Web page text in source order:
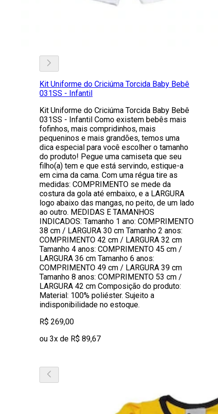
Kit Uniforme do Criciúma Torcida Baby Bebê
031SS - Infantil
Kit Uniforme do Criciúma Torcida Baby Bebê
031SS - Infantil Como existem bebês mais
fofinhos, mais compridinhos, mais
pequeninos e mais grandões, temos uma
dica especial para você escolher o tamanho
do produto! Pegue uma camiseta que seu
filho(a) tem e que está servindo, estique-a
em cima da cama. Com uma régua tire as
medidas: COMPRIMENTO se mede da
costura da gola até embaixo, e a LARGURA
logo abaixo das mangas, no peito, de um lado
ao outro. MEDIDAS E TAMANHOS
INDICADOS: Tamanho 1 ano: COMPRIMENTO
38 cm / LARGURA 30 cm Tamanho 2 anos:
COMPRIMENTO 42 cm / LARGURA 32 cm
Tamanho 4 anos: COMPRIMENTO 45 cm /
LARGURA 36 cm Tamanho 6 anos:
COMPRIMENTO 49 cm / LARGURA 39 cm
Tamanho 8 anos: COMPRIMENTO 53 cm /
LARGURA 42 cm Composição do produto:
Material: 100% poliéster. Sujeito a
indisponibilidade no estoque.
R$ 269,00
ou 3x de R$ 89,67